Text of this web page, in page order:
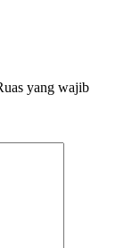
yang wajib